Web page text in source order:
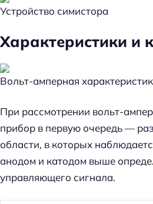
Устройство симистора
Характеристики и
Вольт-амперная
При рассмотрении вольт-
прибор в первую очередь —
области, в которых
анодом и катодом выше
управляющего сигнала.